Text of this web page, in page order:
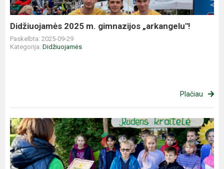
Didžiuojamės 2025 m. gimnazijos „arkangelu"!
Paskelbta: 2025-09-29
Kategorija: Didžiuojamės
Plačiau
„Rudens
kraitelė
2025"